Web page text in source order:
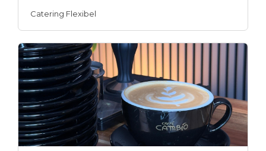
Catering Flexibel